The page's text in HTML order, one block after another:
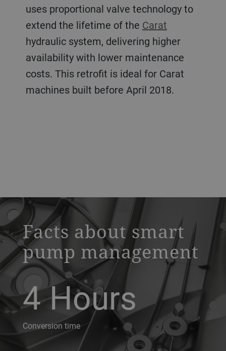
uses proportional valve technology to
extend the lifetime of the Carat
hydraulic system, delivering higher
availability with lower maintenance
costs. This retrofit is ideal for Carat
machines built before April 2018.
a decorative background image
Facts about smart
pump management
4Hours
Conversion time